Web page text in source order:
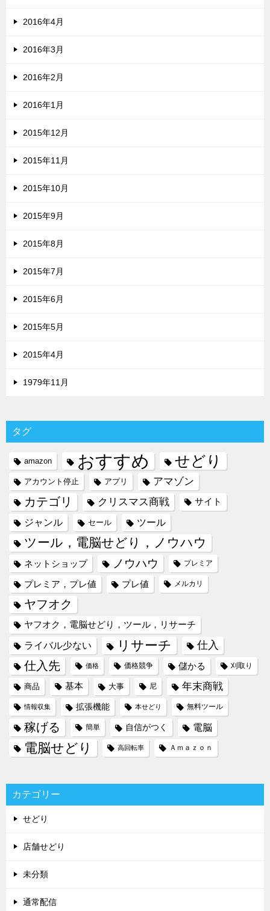
2016年4月
2016年3月
2016年2月
2016年1月
2015年12月
2015年11月
2015年10月
2015年9月
2015年8月
2015年7月
2015年6月
2015年5月
2015年4月
1979年11月
タグ
amazon おすすめ せどり
アカウント停止 アプリ アマゾン
カテゴリ クリスマス商戦 サイト
ジャンル セール ツール
ツール，電脳せどり，ノウハウ
ネットショップ ノウハウ プレミア
プレミア，プレ値 プレ値 メルカリ
ヤフオク
ヤフオク，電脳せどり，ツール，リサーチ
ライバル少ない リサーチ 仕入
仕入先 価格 価格競争 儲かる 刈取り
商品 基本 大事 尼 年末商戦
情報収集 拡張機能 本せどり 無料ツール
稼げる 簡単 自信がつく 電脳
電脳せどり 高回転率 Ａｍａｚｏｎ
カテゴリー
せどり
店舗せどり
未分類
通常配信